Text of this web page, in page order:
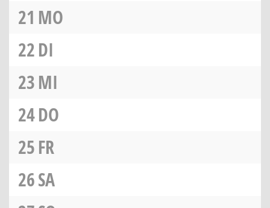
21 MO
22DI
23MI
24DO
25FR
26SA